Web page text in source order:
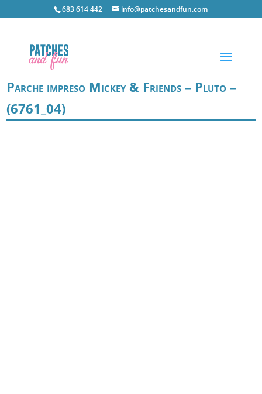
683 614 442 info@patchesandfun.com
Parche impreso Mickey & Friends – Pluto –
(6761_04)